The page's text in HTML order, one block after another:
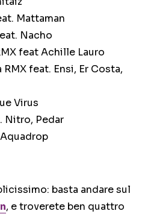
Mattaman
Nacho
feat Achille Lauro
feat. Ensi, Er Costa,
Virus
Nitro, Pedar
basta andare sul
, e troverete ben quattro